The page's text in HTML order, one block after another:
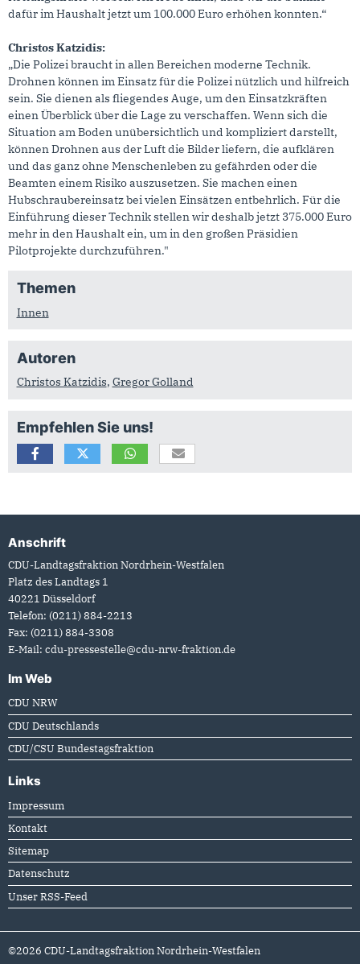
dafür im Haushalt jetzt um 100.000 Euro erhöhen konnten.“
Christos Katzidis:
„Die Polizei braucht in allen Bereichen moderne Technik.
Drohnen können im Einsatz für die Polizei nützlich und hilfreich
sein. Sie dienen als fliegendes Auge, um den Einsatzkräften
einen Überblick über die Lage zu verschaffen. Wenn sich die
Situation am Boden unübersichtlich und kompliziert darstellt,
können Drohnen aus der Luft die Bilder liefern, die aufklären
und das ganz ohne Menschenleben zu gefährden oder die
Beamten einem Risiko auszusetzen. Sie machen einen
Hubschraubereinsatz bei vielen Einsätzen entbehrlich. Für die
Einführung dieser Technik stellen wir deshalb jetzt 375.000 Euro
mehr in den Haushalt ein, um in den großen Präsidien
Pilotprojekte durchzuführen."
Themen
Innen
Autoren
Christos Katzidis, Gregor Golland
Empfehlen Sie uns!
Fußbereich
Anschrift
CDU-Landtagsfraktion Nordrhein-Westfalen
Platz des Landtags 1
40221 Düsseldorf
Telefon: (0211) 884-2213
Fax: (0211) 884-3308
E-Mail: cdu-pressestelle@cdu-nrw-fraktion.de
Im Web
CDU NRW
CDU Deutschlands
CDU/CSU Bundestagsfraktion
Links
Impressum
Kontakt
Sitemap
Datenschutz
Unser RSS-Feed
©2026 CDU-Landtagsfraktion Nordrhein-Westfalen